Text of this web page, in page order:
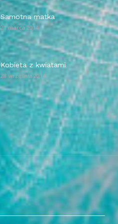
Samotna matka
21 marca 2014
Kobieta z kwiatami
28 września 2014